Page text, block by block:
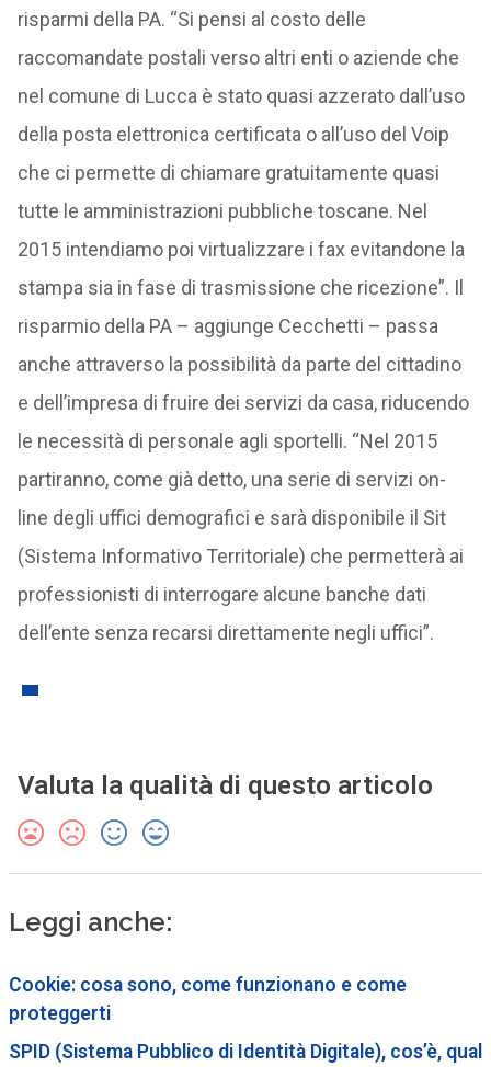
risparmi della PA. “Si pensi al costo delle
raccomandate postali verso altri enti o aziende che
nel comune di Lucca è stato quasi azzerato dall’uso
della posta elettronica certificata o all’uso del Voip
che ci permette di chiamare gratuitamente quasi
tutte le amministrazioni pubbliche toscane. Nel
2015 intendiamo poi virtualizzare i fax evitandone la
stampa sia in fase di trasmissione che ricezione”. Il
risparmio della PA – aggiunge Cecchetti – passa
anche attraverso la possibilità da parte del cittadino
e dell’impresa di fruire dei servizi da casa, riducendo
le necessità di personale agli sportelli. “Nel 2015
partiranno, come già detto, una serie di servizi on-
line degli uffici demografici e sarà disponibile il Sit
(Sistema Informativo Territoriale) che permetterà ai
professionisti di interrogare alcune banche dati
dell’ente senza recarsi direttamente negli uffici”.
Valuta la qualità di questo articolo
Leggi anche:
Cookie: cosa sono, come funzionano e come
proteggerti
SPID (Sistema Pubblico di Identità Digitale), cos’è, qual